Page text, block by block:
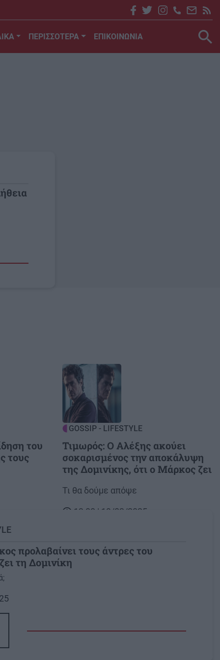
ΠΕΡΙΣΣΟΤΕΡΑ ΕΠΙΚΟΙΝΩΝΙΑ
του
τους
Image
GOSSIP - LIFESTYLE
Τιμωρός: Ο Αλέξης ακούει
σοκαρισμένος την αποκάλυψη
της Δομινίκης, ότι ο Μάρκος ζει
Body
Τι θα δούμε απόψε
13:00 | 19/03/2025
προλαβαίνει τους άντρες του
τη Δομινίκη